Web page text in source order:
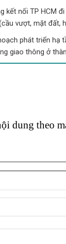
kết nối TP HCM
vượt, mặt đất,
phát triển
giao thông ở
dung theo